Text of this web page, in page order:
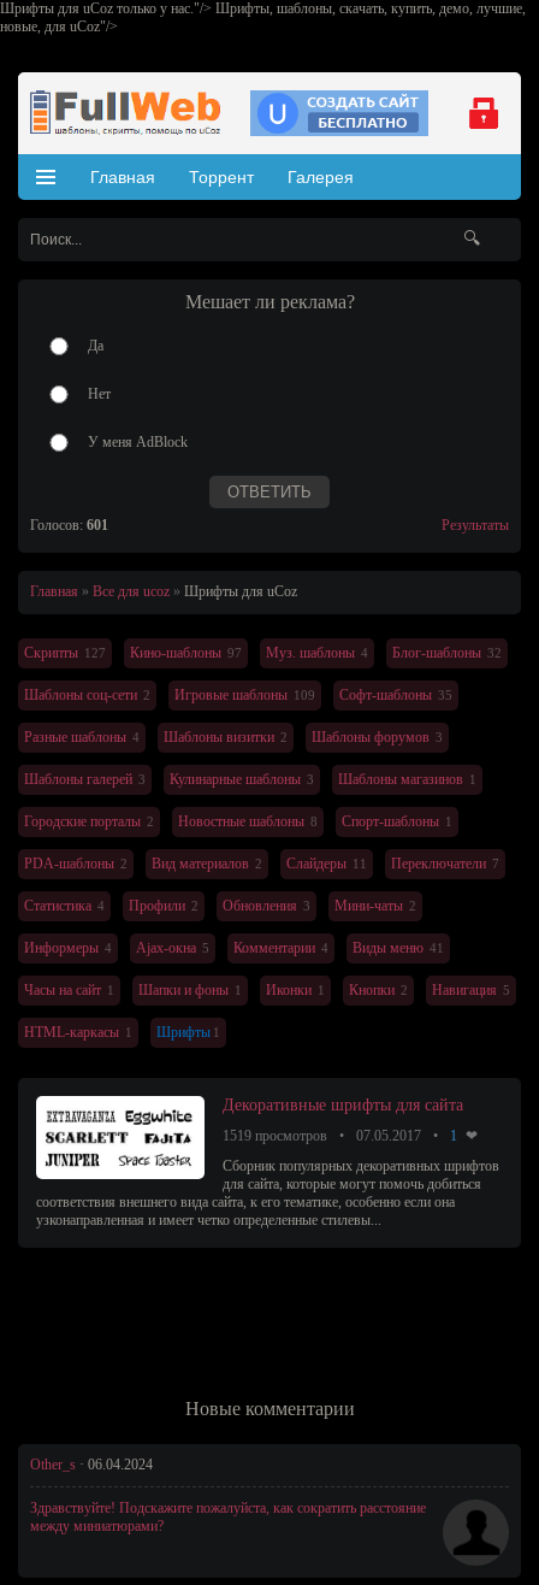
Шрифты для uCoz только у нас."/> Шрифты, шаблоны, скачать, купить, демо, лучшие,
новые, для uCoz"/>
Главная Торрент Галерея
Мешает ли реклама?
Да
Нет
У меня AdBlock
Голосов: 601 Результаты
Главная Все для ucoz Шрифты для uCoz
Скрипты 127 Кино-шаблоны 97 Муз. шаблоны 4 Блог-шаблоны 32
Шаблоны соц-сети 2 Игровые шаблоны 109 Софт-шаблоны 35
Разные шаблоны 4 Шаблоны визитки 2 Шаблоны форумов 3
Шаблоны галерей 3 Кулинарные шаблоны 3 Шаблоны магазинов 1
Городские порталы 2 Новостные шаблоны 8 Спорт-шаблоны 1
PDA-шаблоны 2 Вид материалов 2 Слайдеры 11 Переключатели 7
Статистика 4 Профили 2 Обновления 3 Мини-чаты 2
Информеры 4 Ajax-окна 5 Комментарии 4 Виды меню 41
Часы на сайт 1 Шапки и фоны 1 Иконки 1 Кнопки 2 Навигация 5
HTML-каркасы 1 Шрифты 1
Декоративные шрифты для сайта
1519 просмотров 07.05.2017
1
Сборник популярных декоративных шрифтов
для сайта, которые могут помочь добиться
соответствия внешнего вида сайта, к его тематике, особенно если она
узконаправленная и имеет четко определенные стилевы...
Новые комментарии
Other_s · 06.04.2024
Здравствуйте! Подскажите пожалуйста, как сократить расстояние
между миниатюрами?